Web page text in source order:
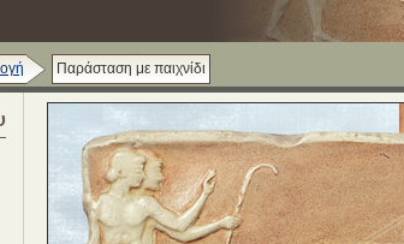
Παράσταση με παιχνίδι